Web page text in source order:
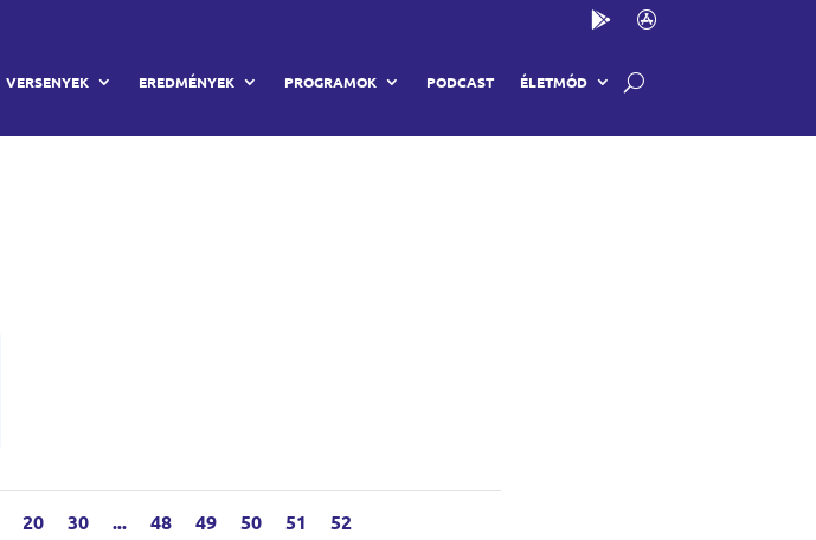
VERSENYEK EREDMÉNYEK PROGRAMOK PODCAST ÉLETMÓD
20 30 ... 48 49 50 51 52